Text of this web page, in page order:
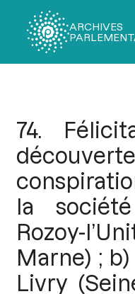
ARCHIVES
74.
la
Rozoy-
Marne) ;
Livry